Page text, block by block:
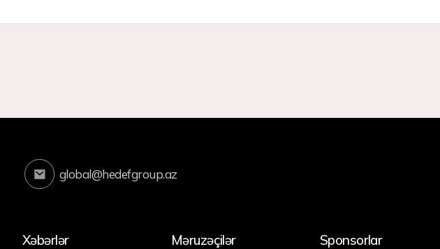
global@hedefgroup.az
Xəbərlər Məruzəçilər Sponsorlar